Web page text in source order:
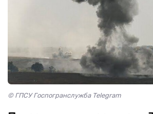
© ГПСУ Госпогранслужба Telegram